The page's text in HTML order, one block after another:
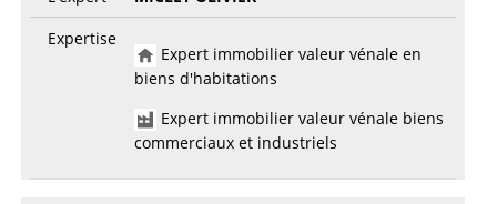
Expertise
Expert immobilier valeur vénale en
biens d'habitations
Expert immobilier valeur vénale biens
commerciaux et industriels